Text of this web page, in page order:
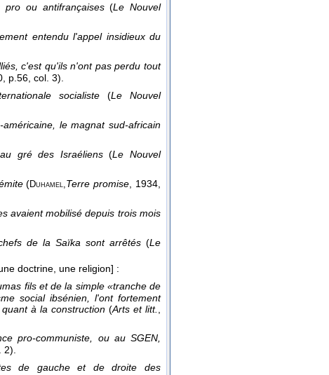
ou antifrançaises(Le Nouvel
entendu l'appel insidieux du
c'est qu'ils n'ont pas perdu tout
, p.56, col. 3).
socialiste (Le Nouvel
le magnat sud-africain
gré des Israéliens(Le Nouvel
(Duhamel, Terre promise , 1934
avaient mobilisé depuis trois mois
de la Saïka sont arrêtés (Le
doctrine, une religion] :
fils et de la simple «tranche de
social ibsénien, l'ont fortement
à la construction (Arts et litt.
pro-communiste, ou au SGEN,
2).
de gauche et de droite des